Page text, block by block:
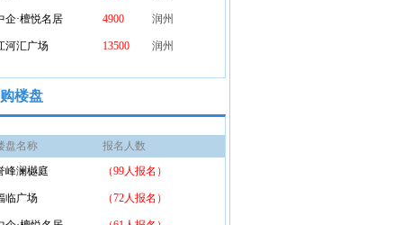
企·檀悦名居 4900 润州
河汇广场 13500 润州
楼盘
盘名称
报名人数
坛
峰澜樾庭 （99人报名）
临广场 （72人报名）